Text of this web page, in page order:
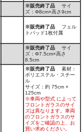
※販売終了品 サイ
ズ：Φ8cm×高さ9cm
※販売終了品 フェル
トパッド1枚付属
※販売終了品 サイ
ズ：Φ7.5cm×高さ
8.5cm
※販売終了品 素材：
ポリエステル・スチー
ル
サイズ：約 75cm ×
125cm
※車両や型式 によって
フロントガラスのサイ
ズは異なります。車両
のフロントガラスのサ
イズをご確認の上、お
買い求めください。